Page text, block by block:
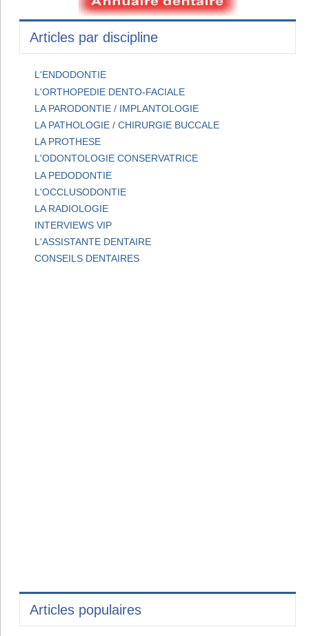
Articles par discipline
L'ENDODONTIE
L'ORTHOPEDIE DENTO-FACIALE
LA PARODONTIE / IMPLANTOLOGIE
LA PATHOLOGIE / CHIRURGIE BUCCALE
LA PROTHESE
L'ODONTOLOGIE CONSERVATRICE
LA PEDODONTIE
L'OCCLUSODONTIE
LA RADIOLOGIE
INTERVIEWS VIP
L'ASSISTANTE DENTAIRE
CONSEILS DENTAIRES
Articles populaires